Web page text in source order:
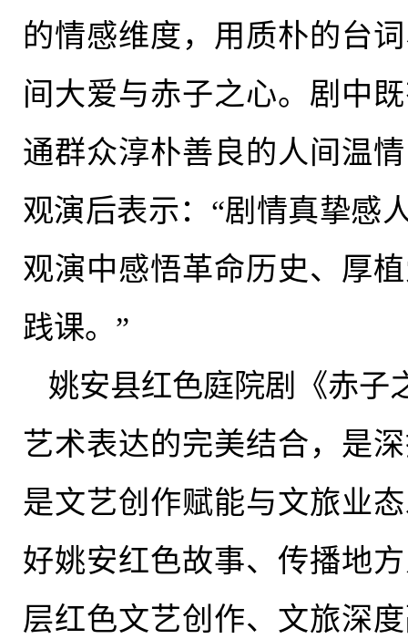
的情感维度，用质朴的台
间大爱与赤子之心。剧中
通群众淳朴善良的人间温
观演后表示： “剧情真挚感
观演中感悟革命历史、厚
践课。”
姚安县红色庭院剧《赤子
艺术表达的完美结合，是
是文艺创作赋能与文旅业
好姚安红色故事、传播地
层红色文艺创作、文旅深